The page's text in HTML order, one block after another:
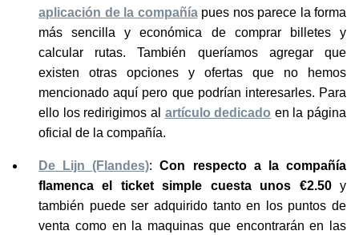
aplicación de la compañíapues nos parece la forma
más sencilla y económica de comprar billetes y
calcular rutas. También queríamos agregar que
existen otras opciones y ofertas que no hemos
mencionado aquí pero que podrían interesarles. Para
ello los redirigimos al artículo dedicado en la página
oficial de la compañía.
De Lijn (Flandes):Con respecto a la compañía
flamenca el ticket simple cuesta unos €2.50y
también puede ser adquirido tanto en los puntos de
venta como en la maquinas que encontrarán en las